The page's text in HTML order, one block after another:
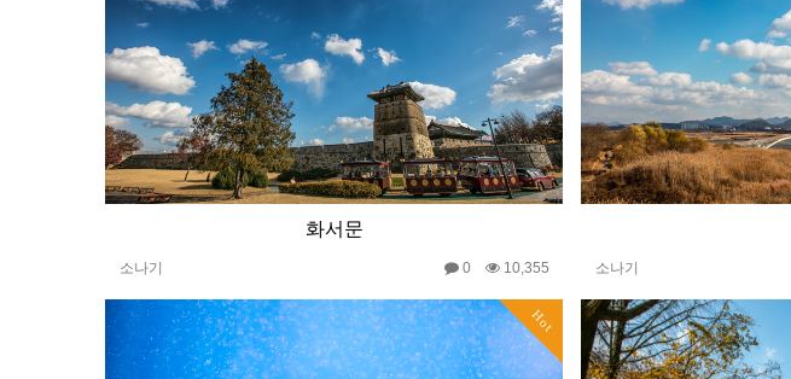
화서문
소나기 0 10,355 소나기
Hot